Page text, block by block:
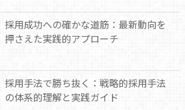
採用成功への確かな道筋：最新動向を
押さえた実践的アプローチ
採用手法で勝ち抜く：戦略的採用手法
の体系的理解と実践ガイド